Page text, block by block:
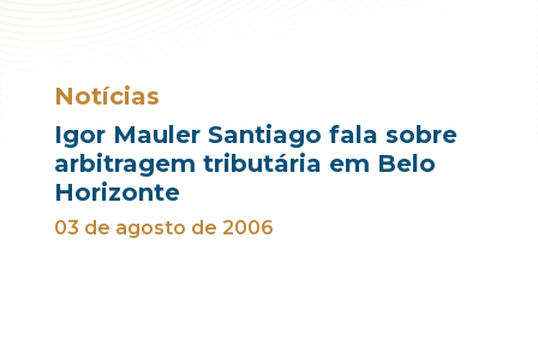
Notícias
Igor Mauler Santiago fala sobre
arbitragem tributária em Belo
Horizonte
03 de agosto de 2006